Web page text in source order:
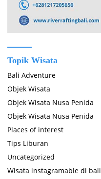
Topik Wisata
Bali Adventure
Objek Wisata
Objek Wisata Nusa Penida
Objek Wisata Nusa Penida
Places of interest
Tips Liburan
Uncategorized
Wisata instagramable di bali